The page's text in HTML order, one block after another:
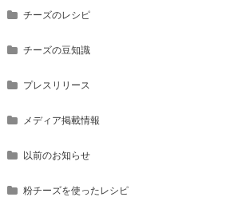
チーズのレシピ
チーズの豆知識
プレスリリース
メディア掲載情報
以前のお知らせ
粉チーズを使ったレシピ